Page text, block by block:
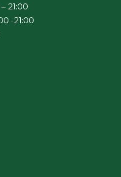
21:00
-21:00